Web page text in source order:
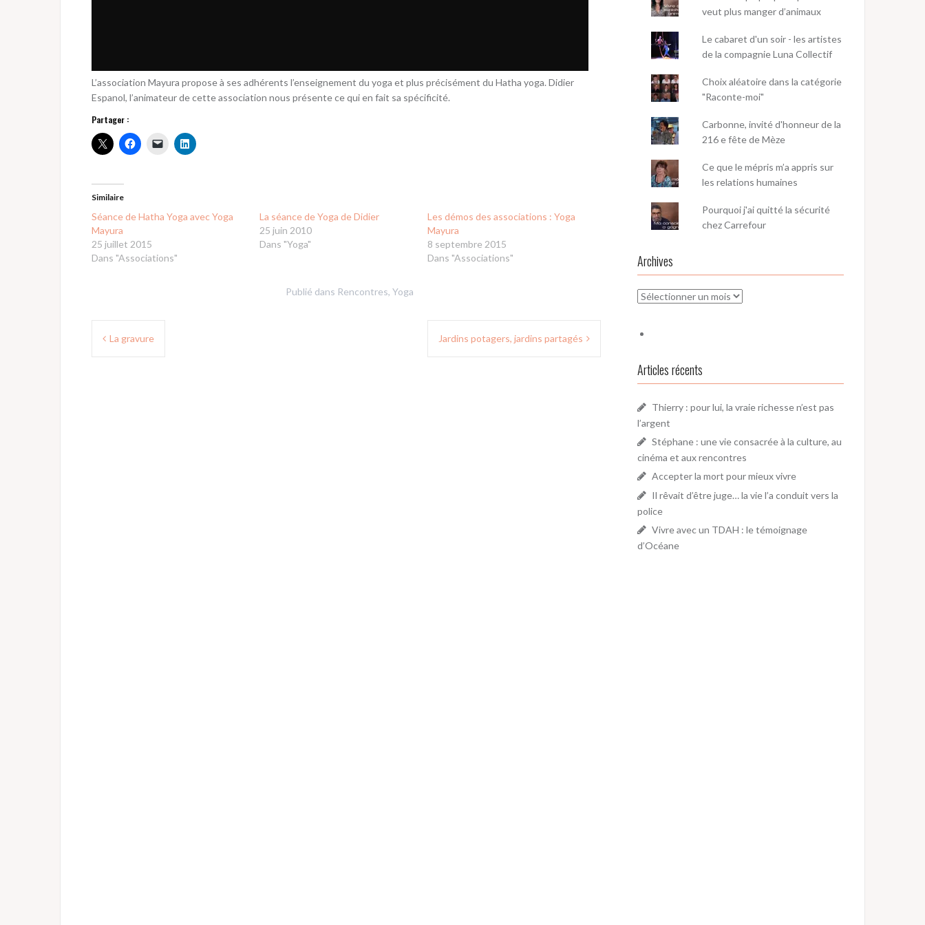
L’association Mayura propose à ses adhérents l’enseignement du yoga et plus précisément du Hatha yoga. Didier
Espanol, l’animateur de cette association nous présente ce qui en fait sa spécificité.
Partager :
Similaire
Séance de Hatha Yoga avec Yoga
Mayura
25 juillet 2015
Dans "Associations"
La séance de Yoga de Didier
25 juin 2010
Dans "Yoga"
Les démos des associations : Yoga
Mayura
8 septembre 2015
Dans "Associations"
Publié dans Rencontres, Yoga
Navigation
La gravure Jardins potagers, jardins partagés
veut plus manger d’animaux
Le cabaret d'un soir - les artistes
de la compagnie Luna Collectif
Choix aléatoire dans la catégorie
"Raconte-moi"
Carbonne, invité d'honneur de la
216 e fête de Mèze
Ce que le mépris m’a appris sur
les relations humaines
Pourquoi j'ai quitté la sécurité
chez Carrefour
Archives
Archives
Articles récents
Thierry : pour lui, la vraie richesse n’est pas
l’argent
Stéphane : une vie consacrée à la culture, au
cinéma et aux rencontres
Accepter la mort pour mieux vivre
Il rêvait d’être juge… la vie l’a conduit vers la
police
Vivre avec un TDAH : le témoignage
d’Océane